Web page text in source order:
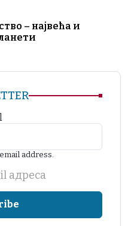
– највећа и
address.
адреса